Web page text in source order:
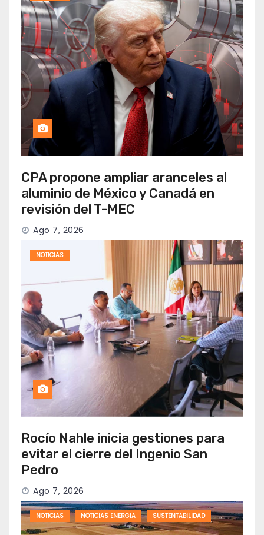
CPA propone ampliar aranceles al
aluminio de México y Canadá en
revisión del T-MEC
Ago 7, 2026
NOTICIAS
Rocío Nahle inicia gestiones para
evitar el cierre del Ingenio San
Pedro
Ago 7, 2026
NOTICIAS NOTICIAS ENERGIA SUSTENTABILIDAD